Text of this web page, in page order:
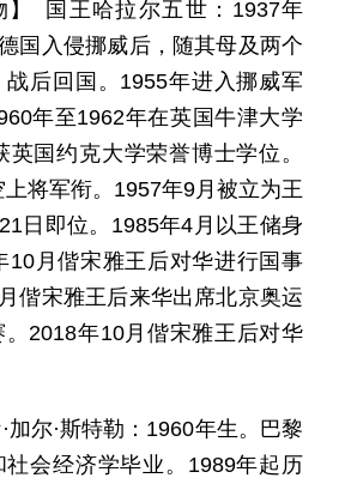
】 国王哈拉尔五世：1937年
国入侵挪威后，随其母及两个
后回国。1955年进入挪威军
年至1962年在英国牛津大学
英国约克大学荣誉博士学位。
将军衔。1957年9月被立为王
日即位。1985年4月以王储身
10月偕宋雅王后对华进行国事
偕宋雅王后来华出席北京奥运
2018年10月偕宋雅王后对华
加尔·斯特勒：1960年生。巴黎
会经济学毕业。1989年起历